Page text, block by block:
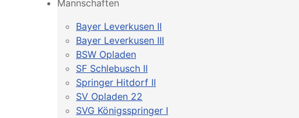
Mannschaften
Bayer Leverkusen II
Bayer Leverkusen III
BSW Opladen
SF Schlebusch II
Springer Hitdorf II
SV Opladen 22
SVG Königsspringer I